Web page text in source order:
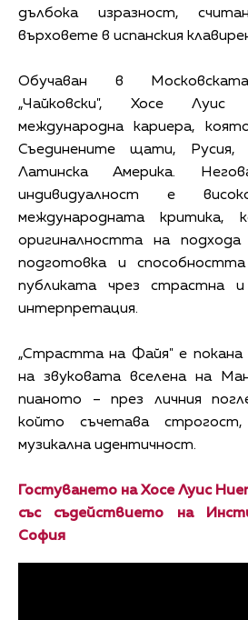
дълбока изразност,
върховете в испанския
Обучаван в
„Чайковски", Хосе
международна кариера,
Съединените щати, Русия,
Латинска Америка.
индивидуалност е
международната критика,
оригиналността на
подготовка и
публиката чрез страстна
интерпретация.
„Страстта на Файя" е покана
на звуковата вселена на
пианото – през личния
който съчетава
музикална идентичност.
Гостуването на Хосе Луис
със съдействието на
София